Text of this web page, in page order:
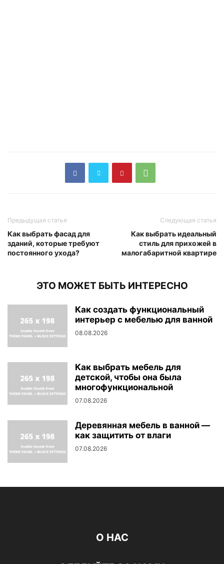
Предыдущая статья
Как выбрать фасад для
зданий, которые требуют
постоянного ухода?
Следующая статья
Как выбрать идеальный
стиль для прихожей в
малогабаритной квартире
ЭТО МОЖЕТ БЫТЬ ИНТЕРЕСНО
Как создать функциональный
интерьер с мебелью для ванной
08.08.2026
Как выбрать мебель для
детской, чтобы она была
многофункциональной
07.08.2026
Деревянная мебель в ванной —
как защитить от влаги
07.08.2026
О НАС